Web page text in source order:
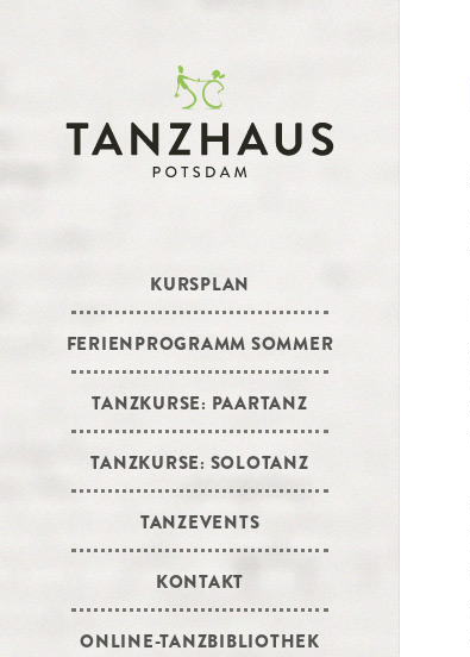
KURSPLAN
FERIENPROGRAMM SOMMER
TANZKURSE: PAARTANZ
TANZKURSE: SOLOTANZ
TANZEVENTS
KONTAKT
ONLINE-TANZBIBLIOTHEK